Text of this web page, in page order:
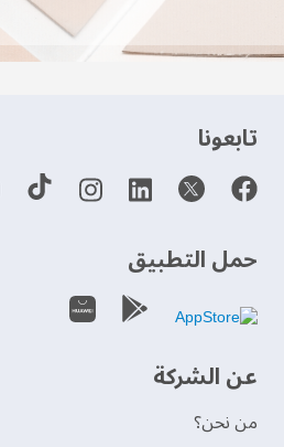
‫تابعونا‬
حمل التطبيق
عن الشركة
من نحن؟